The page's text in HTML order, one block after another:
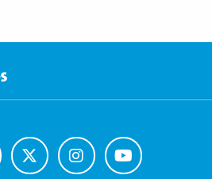
Ga
naar
Ga
naar
Ga
naar